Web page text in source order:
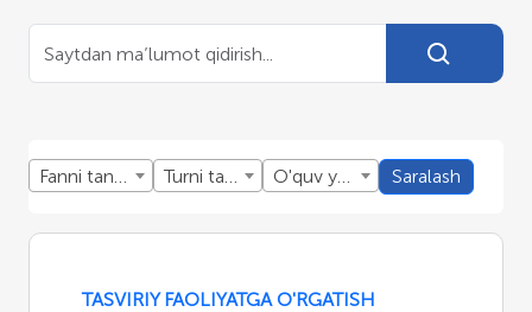
Fanni tanlang Turni tanlang O'quv yillini tanlang Saralash
TASVIRIY FAOLIYATGA O'RGATISH